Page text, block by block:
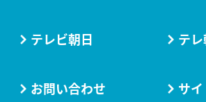
テレビ朝日 テ
お問い合わせ サ